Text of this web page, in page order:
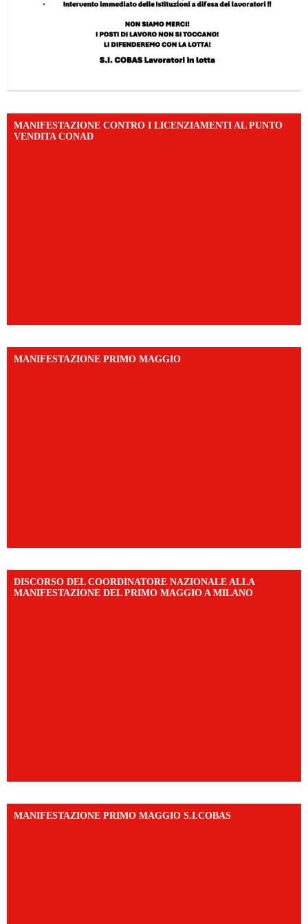
MANIFESTAZIONE CONTRO I LICENZIAMENTI AL PUNTO
VENDITA CONAD
MANIFESTAZIONE PRIMO MAGGIO
DISCORSO DEL COORDINATORE NAZIONALE ALLA
MANIFESTAZIONE DEL PRIMO MAGGIO A MILANO
MANIFESTAZIONE PRIMO MAGGIO S.I.COBAS